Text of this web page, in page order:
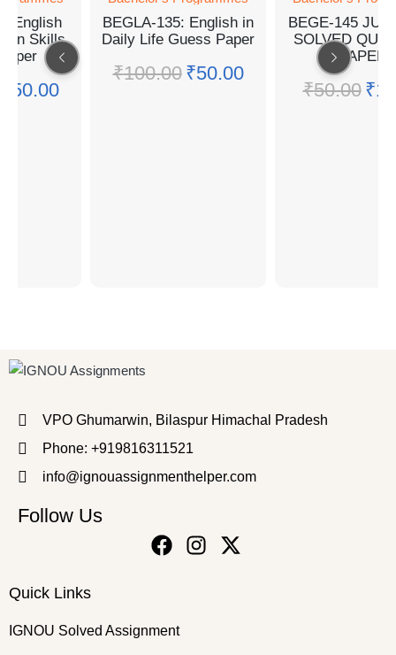
English
Skills
50.00
BEGLA-135: English in
Daily Life Guess Paper
₹100.00 ₹50.00
BEGE-145
SOLVED
PAPER
₹50.00 ₹
VPO Ghumarwin, Bilaspur Himachal Pradesh
Phone: +919816311521
info@ignouassignmenthelper.com
Follow Us
Quick Links
IGNOU Solved Assignment